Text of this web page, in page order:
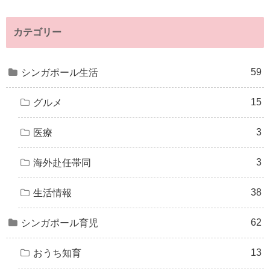
カテゴリー
シンガポール生活 59
グルメ 15
医療 3
海外赴任帯同 3
生活情報 38
シンガポール育児 62
おうち知育 13